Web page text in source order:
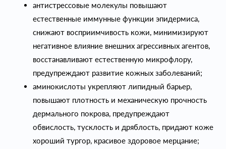
антистрессовые молекулы повышают
естественные иммунные функции эпидермиса,
снижают восприимчивость кожи, минимизируют
негативное влияние внешних агрессивных агентов,
восстанавливают естественную микрофлору,
предупреждают развитие кожных заболеваний;
аминокислоты укрепляют липидный барьер,
повышают плотность и механическую прочность
дермального покрова, предупреждают
обвислость, тусклость и дряблость, придают коже
хороший тургор, красивое здоровое мерцание;